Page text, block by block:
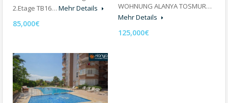
2.Etage TB16… Mehr Details
85,000€
WOHNUNG ALANYA TOSMUR…
Mehr Details
125,000€